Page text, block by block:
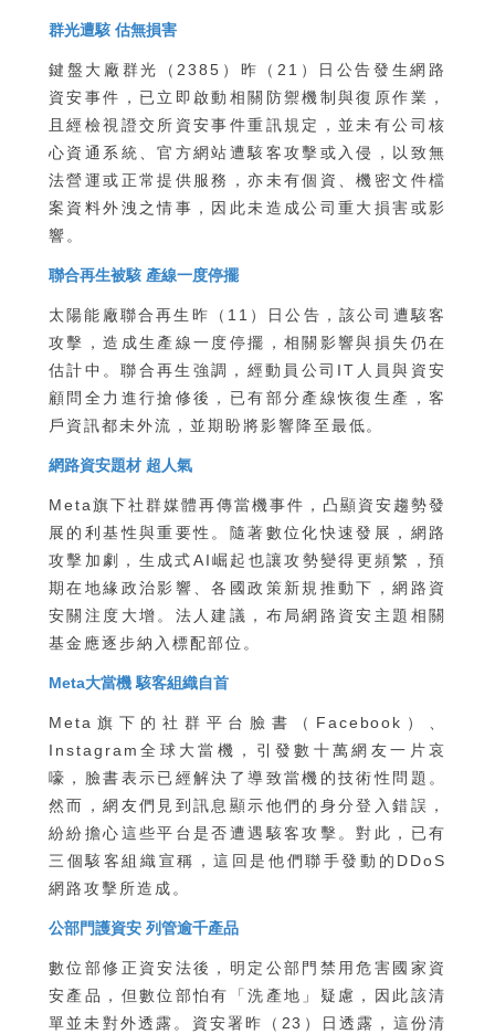
群光遭駭 估無損害
鍵盤大廠群光（2385）昨（21）日公告發生網路
資安事件，已立即啟動相關防禦機制與復原作業，
且經檢視證交所資安事件重訊規定，並未有公司核
心資通系統、官方網站遭駭客攻擊或入侵，以致無
法營運或正常提供服務，亦未有個資、機密文件檔
案資料外洩之情事，因此未造成公司重大損害或影
響。
聯合再生被駭 產線一度停擺
太陽能廠聯合再生昨（11）日公告，該公司遭駭客
攻擊，造成生產線一度停擺，相關影響與損失仍在
估計中。聯合再生強調，經動員公司IT人員與資安
顧問全力進行搶修後，已有部分產線恢復生產，客
戶資訊都未外流，並期盼將影響降至最低。
網路資安題材 超人氣
Meta旗下社群媒體再傳當機事件，凸顯資安趨勢發
展的利基性與重要性。隨著數位化快速發展，網路
攻擊加劇，生成式AI崛起也讓攻勢變得更頻繁，預
期在地緣政治影響、各國政策新規推動下，網路資
安關注度大增。法人建議，布局網路資安主題相關
基金應逐步納入標配部位。
Meta大當機 駭客組織自首
Meta旗下的社群平台臉書（Facebook）、
Instagram全球大當機，引發數十萬網友一片哀
嚎，臉書表示已經解決了導致當機的技術性問題。
然而，網友們見到訊息顯示他們的身分登入錯誤，
紛紛擔心這些平台是否遭遇駭客攻擊。對此，已有
三個駭客組織宣稱，這回是他們聯手發動的DDoS
網路攻擊所造成。
公部門護資安 列管逾千產品
數位部修正資安法後，明定公部門禁用危害國家資
安產品，但數位部怕有「洗產地」疑慮，因此該清
單並未對外透露。資安署昨（23）日透露，這份清